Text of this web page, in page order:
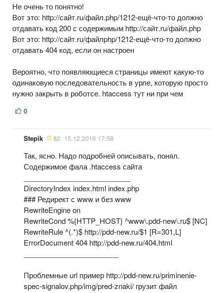
Не очень то понятно!
Вот это: http://сайт.ru/файл.php/1212-ещё-что-то должно
отдавать код 200 с содержимым http://сайт.ru/файл.php
Вот это: http://сайт.ru/файлphp/1212-ещё-что-то должно
отдавать 404 код, если он настроен
Вероятно, что появляющиеся страницы имеют какую-то
одинаковую последовательность в урле, которую просто
нужно закрыть в роботсе. htaccess тут ни при чем
0
Stepik 82 15.12.2016 17:58
Так, ясно. Надо подробней описывать, понял.
Содержимое фала .htaccess сайта
DirectoryIndex index.html index.php
### Редирект с www и без www
RewriteEngine on
RewriteCond %{HTTP_HOST} ^www\.pdd-new\.ru$ [NC]
RewriteRule ^(.*)$ http://pdd-new.ru/$1 [R=301,L]
ErrorDocument 404 http://pdd-new.ru/404.html
Проблемные url пример http://pdd-new.ru/priminenie-
spec-signalov.php/img/pred-znaki/ грузит файл